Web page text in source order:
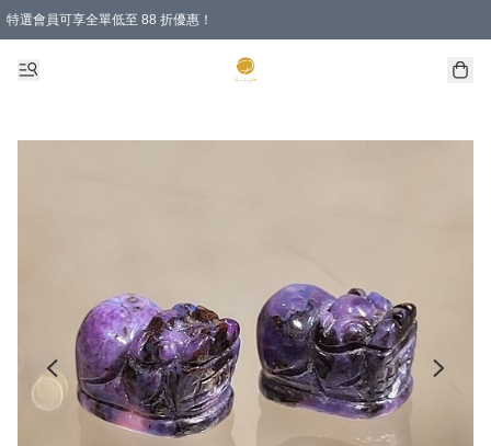
特選會員可享全單低至 88 折優惠！
購物滿 HKD 1000.00即享免運費優惠！（適用於 特定的送貨方式 )